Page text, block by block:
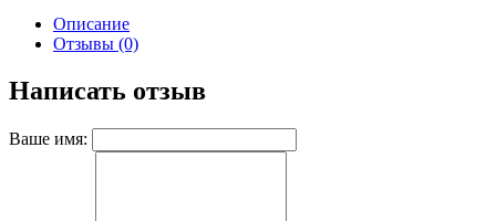
Описание
Отзывы (0)
Написать отзыв
Ваше имя: